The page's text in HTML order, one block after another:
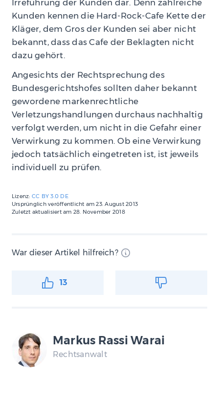
Irreführung der Kunden dar. Denn zahlreiche
Kunden kennen die Hard-Rock-Cafe Kette der
Kläger, dem Gros der Kunden sei aber nicht
bekannt, dass das Cafe der Beklagten nicht
dazu gehört.
Angesichts der Rechtsprechung des
Bundesgerichtshofes sollten daher bekannt
gewordene markenrechtliche
Verletzungshandlungen durchaus nachhaltig
verfolgt werden, um nicht in die Gefahr einer
Verwirkung zu kommen. Ob eine Verwirkung
jedoch tatsächlich eingetreten ist, ist jeweils
individuell zu prüfen.
Lizenz: CC BY 3.0 DE
Ursprünglich veröffentlicht am23. August 2013
Zuletzt aktualisiert am 28. November 2018
War dieser Artikel hilfreich?
13
Markus Rassi Warai
Rechtsanwalt